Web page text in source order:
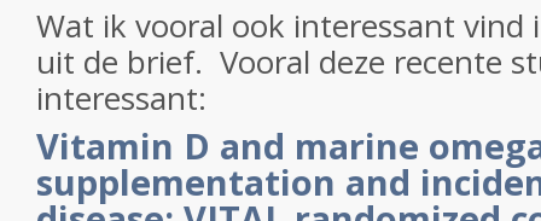
Wat ik vooral ook interessant vind
uit de brief. Vooral deze recente
interessant:
Vitamin D and marine
supplementation and